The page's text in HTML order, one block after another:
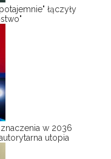
łączyły
w 2036
utopia